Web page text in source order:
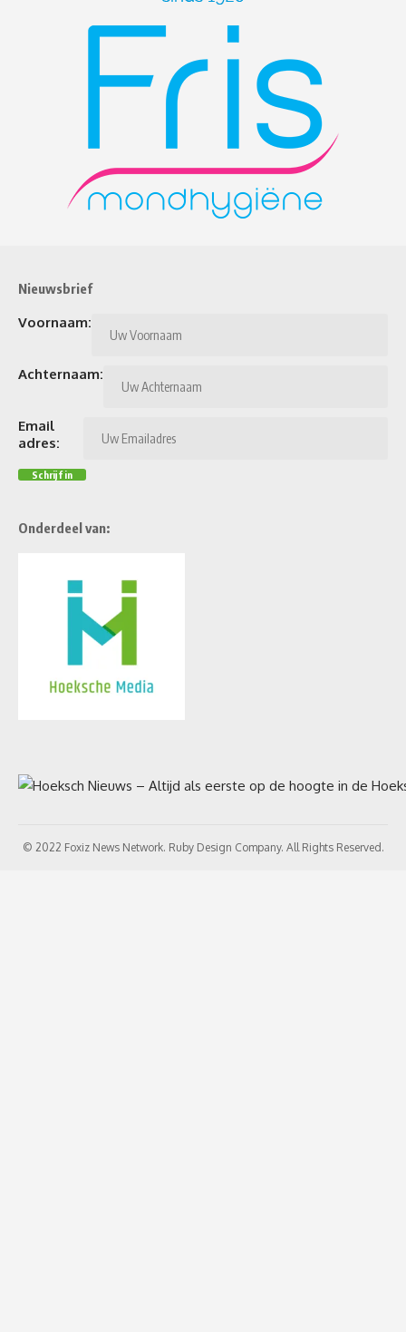
Nieuwsbrief
Voornaam:
Achternaam:
Email
adres:
Onderdeel van:
© 2022 Foxiz News Network. Ruby Design Company. All Rights Reserved.